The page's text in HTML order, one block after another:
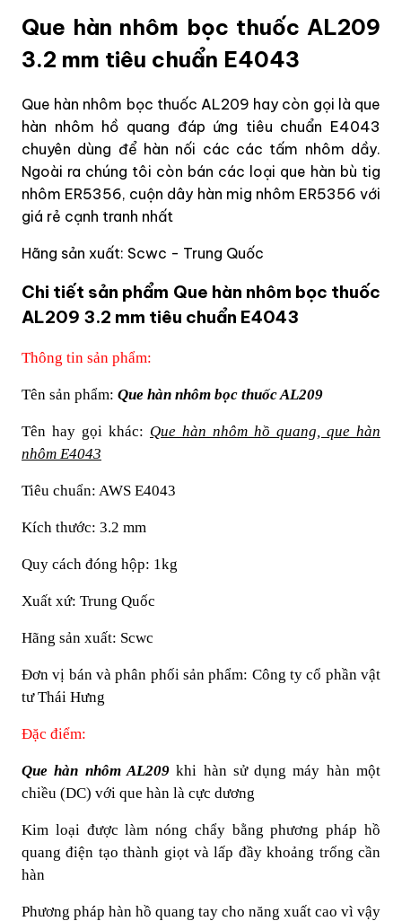
Que hàn nhôm bọc thuốc AL209
3.2 mm tiêu chuẩn E4043
Que hàn nhôm bọc thuốc AL209 hay còn gọi là que
hàn nhôm hồ quang đáp ứng tiêu chuẩn E4043
chuyên dùng để hàn nối các các tấm nhôm dầy.
Ngoài ra chúng tôi còn bán các loại que hàn bù tig
nhôm ER5356, cuộn dây hàn mig nhôm ER5356 với
giá rẻ cạnh tranh nhất
Hãng sản xuất: Scwc - Trung Quốc
Chi tiết sản phẩm Que hàn nhôm bọc thuốc
AL209 3.2 mm tiêu chuẩn E4043
Thông tin sản phẩm:
Tên sản phẩm: Que hàn nhôm bọc thuốc AL209
Tên hay gọi khác: Que hàn nhôm hồ quang, que hàn
nhôm E4043
Tiêu chuẩn: AWS E4043
Kích thước: 3.2 mm
Quy cách đóng hộp: 1kg
Xuất xứ: Trung Quốc
Hãng sản xuất: Scwc
Đơn vị bán và phân phối sản phẩm: Công ty cổ phần vật
tư Thái Hưng
Đặc điểm:
Que hàn nhôm AL209khi hàn sử dụng máy hàn một
chiều (DC) với que hàn là cực dương
Kim loại được làm nóng chẩy bằng phương pháp hồ
quang điện tạo thành giọt và lấp đầy khoảng trống cần
hàn
Phương pháp hàn hồ quang tay cho năng xuất cao vì vậy